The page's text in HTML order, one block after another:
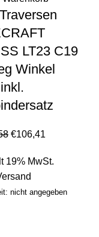
LT23 C19
Winkel
€106,41
19% MwSt.
nicht angegeben